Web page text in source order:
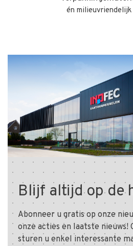
én
Blijf altijd op de
Abonneer u gratis op onze
onze acties en laatste nieuws!
sturen u enkel interessante